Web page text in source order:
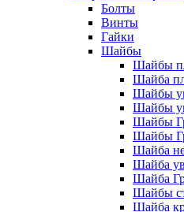
Болты
Винты
Гайки
Шайбы
Шайбы
Шайба
Шайбы
Шайбы
Шайбы
Шайбы
Шайба
Шайба
Шайба
Шайбы
Шайба